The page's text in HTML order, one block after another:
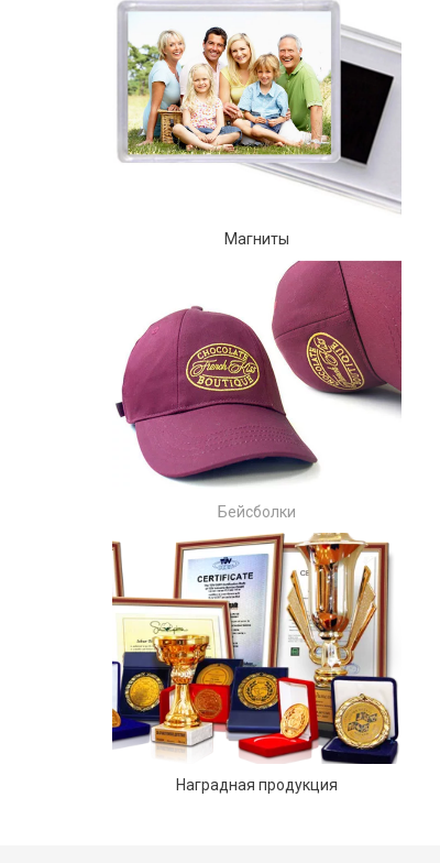
Магниты
Бейсболки
Наградная продукция